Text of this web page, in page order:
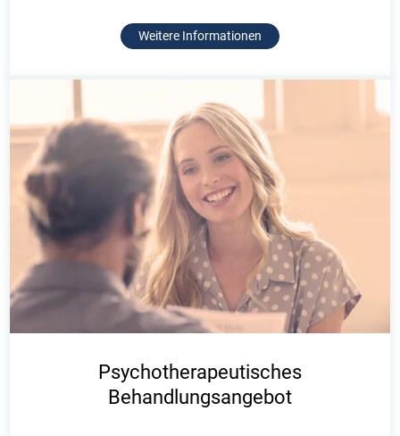
Weitere Informationen
Psychotherapeutisches
Behandlungsangebot